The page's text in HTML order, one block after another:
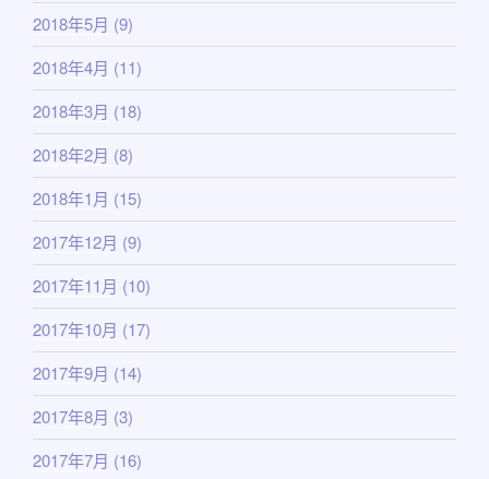
2018年5月 (9)
2018年4月 (11)
2018年3月 (18)
2018年2月 (8)
2018年1月 (15)
2017年12月 (9)
2017年11月 (10)
2017年10月 (17)
2017年9月 (14)
2017年8月 (3)
2017年7月 (16)